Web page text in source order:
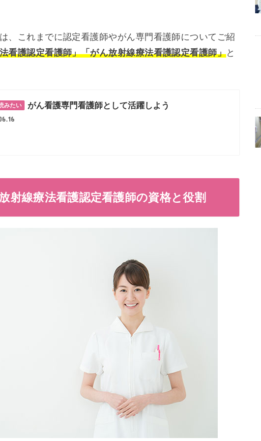
、これまでに認定看護師やがん専門看護師についてご紹
看護認定看護師」「がん放射線療法看護認定看護師」と
みたい がん看護専門看護師として活躍しよう
射線療法看護認定看護師の資格と役割